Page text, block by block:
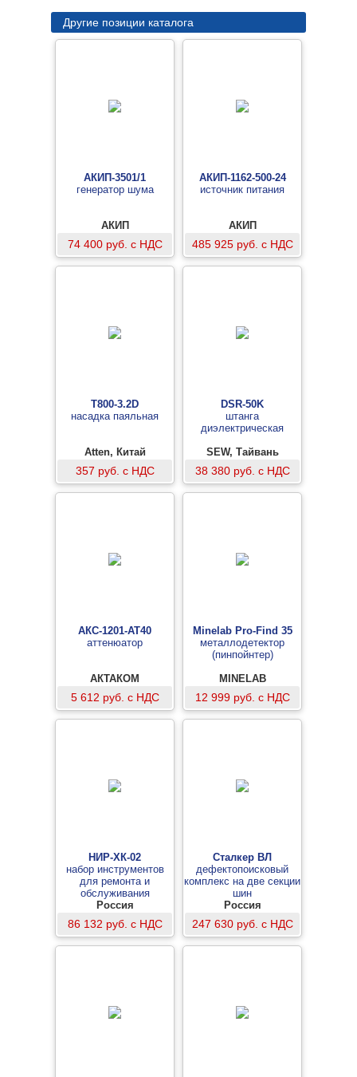
Другие позиции каталога
АКИП-3501/1
генератор шума
АКИП
74 400 руб. с НДС
АКИП-1162-500-24
источник питания
АКИП
485 925 руб. с НДС
T800-3.2D
насадка паяльная
Atten, Китай
357 руб. с НДС
DSR-50K
штанга
диэлектрическая
SEW, Тайвань
38 380 руб. с НДС
АКС-1201-АТ40
аттенюатор
АКТАКОМ
5 612 руб. с НДС
Minelab Pro-Find 35
металлодетектор
(пинпойнтер)
MINELAB
12 999 руб. с НДС
НИР-ХК-02
набор инструментов
для ремонта и
обслуживания
холодильных установок
и систем
кондиционирования
Россия
86 132 руб. с НДС
Сталкер ВЛ
дефектопоисковый
комплекс на две секции
шин
Россия
247 630 руб. с НДС